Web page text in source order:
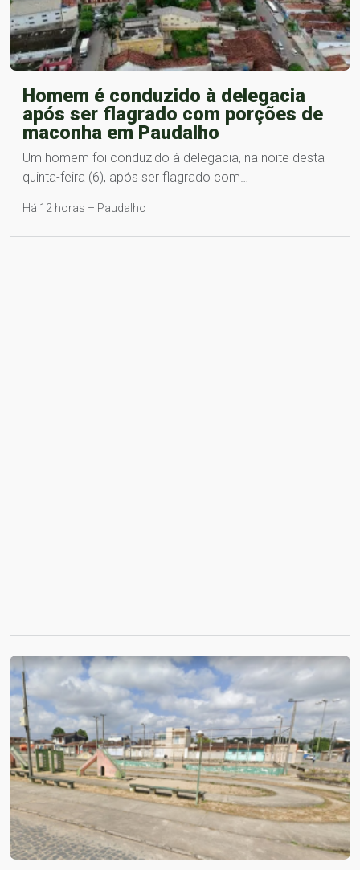
Homem é conduzido à delegacia
após ser flagrado com porções de
maconha em Paudalho
Um homem foi conduzido à delegacia, na noite desta
quinta-feira (6), após ser flagrado com…
Há 12 horas – Paudalho